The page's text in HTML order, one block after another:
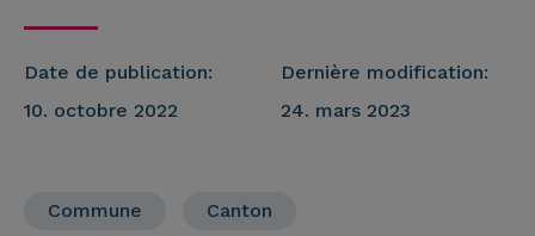
Date de publication:
10. octobre 2022
Dernière modification:
24. mars 2023
Commune Canton